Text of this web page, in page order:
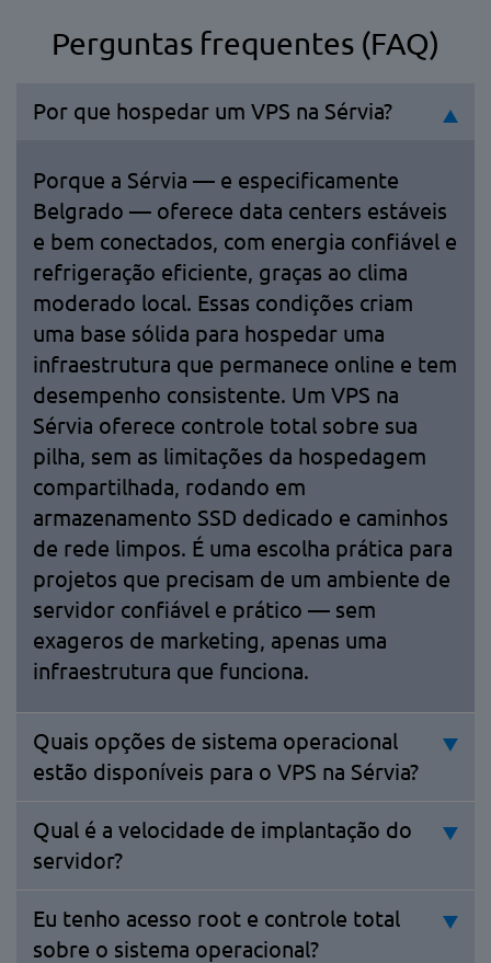
Perguntas frequentes (FAQ)
Por que hospedar um VPS na Sérvia?
Porque a Sérvia — e especificamente
Belgrado — oferece data centers estáveis
e bem conectados, com energia confiável e
refrigeração eficiente, graças ao clima
moderado local. Essas condições criam
uma base sólida para hospedar uma
infraestrutura que permanece online e tem
desempenho consistente. Um VPS na
Sérvia oferece controle total sobre sua
pilha, sem as limitações da hospedagem
compartilhada, rodando em
armazenamento SSD dedicado e caminhos
de rede limpos. É uma escolha prática para
projetos que precisam de um ambiente de
servidor confiável e prático — sem
exageros de marketing, apenas uma
infraestrutura que funciona.
Quais opções de sistema operacional
estão disponíveis para o VPS na Sérvia?
Qual é a velocidade de implantação do
servidor?
Eu tenho acesso root e controle total
sobre o sistema operacional?